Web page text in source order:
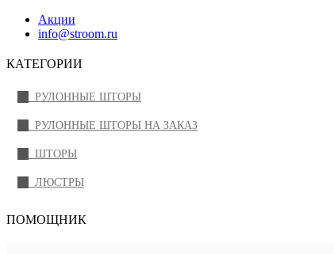
Акции
info@stroom.ru
КАТЕГОРИИ
РУЛОННЫЕ ШТОРЫ
РУЛОННЫЕ ШТОРЫ НА ЗАКАЗ
ШТОРЫ
ЛЮСТРЫ
ПОМОЩНИК